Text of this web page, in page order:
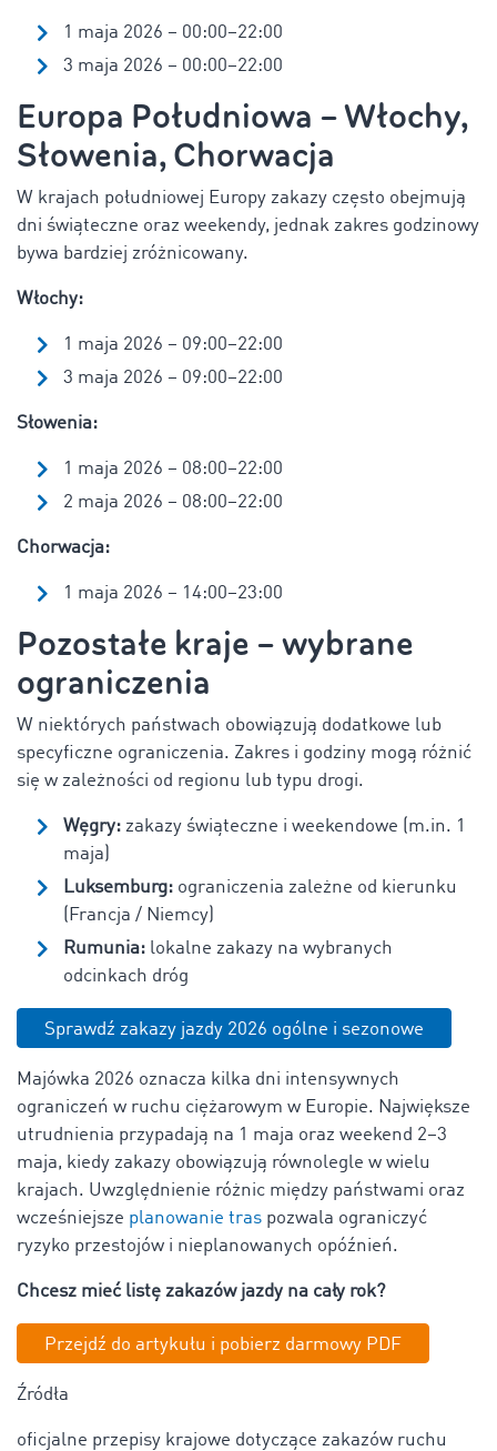
1 maja 2026 – 00:00–22:00
3 maja 2026 – 00:00–22:00
Europa Południowa – Włochy,
Słowenia, Chorwacja
W krajach południowej Europy zakazy często obejmują
dni świąteczne oraz weekendy, jednak zakres godzinowy
bywa bardziej zróżnicowany.
Włochy:
1 maja 2026 – 09:00–22:00
3 maja 2026 – 09:00–22:00
Słowenia:
1 maja 2026 – 08:00–22:00
2 maja 2026 – 08:00–22:00
Chorwacja:
1 maja 2026 – 14:00–23:00
Pozostałe kraje – wybrane
ograniczenia
W niektórych państwach obowiązują dodatkowe lub
specyficzne ograniczenia. Zakres i godziny mogą różnić
się w zależności od regionu lub typu drogi.
Węgry: zakazy świąteczne i weekendowe (m.in. 1
maja)
Luksemburg: ograniczenia zależne od kierunku
(Francja / Niemcy)
Rumunia: lokalne zakazy na wybranych
odcinkach dróg
Sprawdź zakazy jazdy 2026 ogólne i sezonowe
Majówka 2026 oznacza kilka dni intensywnych
ograniczeń w ruchu ciężarowym w Europie. Największe
utrudnienia przypadają na 1 maja oraz weekend 2–3
maja, kiedy zakazy obowiązują równolegle w wielu
krajach. Uwzględnienie różnic między państwami oraz
wcześniejsze planowanie tras pozwala ograniczyć
ryzyko przestojów i nieplanowanych opóźnień.
Chcesz mieć listę zakazów jazdy na cały rok?
Przejdź do artykułu i pobierz darmowy PDF
Źródła
oficjalne przepisy krajowe dotyczące zakazów ruchu